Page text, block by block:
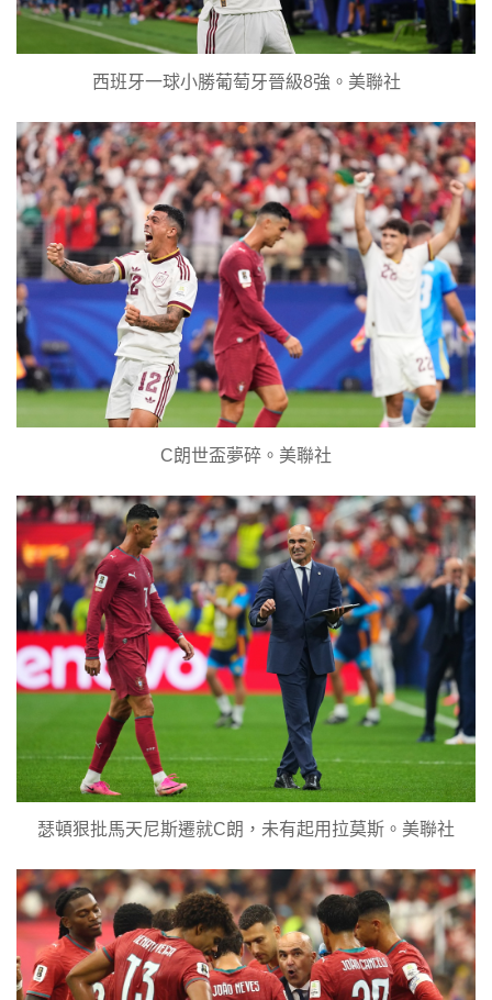
西班牙一球小勝葡萄牙晉級8強。美聯社
C朗世盃夢碎。美聯社
瑟頓狠批馬天尼斯遷就C朗，未有起用拉莫斯。美聯社